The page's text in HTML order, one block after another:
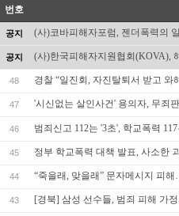
자격복원
번호
공지 (사)코바피해자포럼, 젠더폭력의
공지 (사)한국피해자지원협회(KOVA),
48 경찰 “일진회, 자진탈퇴서 받고 와
47 '시신없는 살인사건' 용의자, 무죄
46 범죄신고 112는 '3초', 학교폭력
45 정부 학교폭력 대책 발표, 사소한
44 “죽을래, 맞을래” 문자메시지 피
43 [경북] 삼성 선수들, 범죄 피해 가